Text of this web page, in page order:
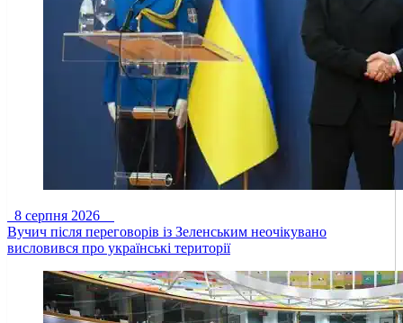
8 серпня 2026
Вучич після переговорів із Зеленським неочікувано
висловився про українські території